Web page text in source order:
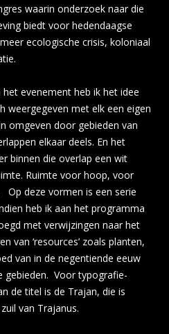
waarin onderzoek naar die
biedt voor hedendaagse
ecologische crisis, koloniaal
evenement heb ik het idee
weergegeven met elk een eigen
omgeven door gebieden van
elkaar deels. En het
binnen die overlap een wit
Ruimte voor hoop, voor
deze vormen is een serie
heb ik aan het programma
met verwijzingen naar het
van ‘resources’ zoals planten,
van in de negentiende eeuw
gebieden. Voor typografie-
de titel is de Trajan, die is
van Trajanus.